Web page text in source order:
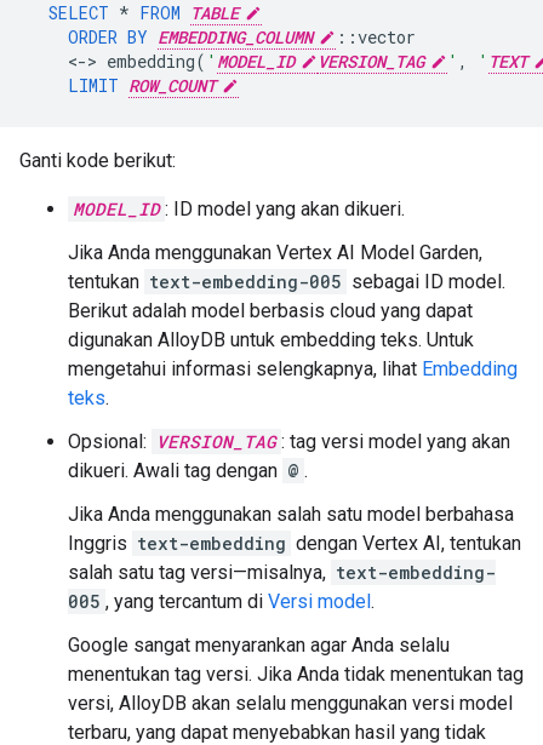
SELECT * FROM TABLE
ORDER BY EMBEDDING_COLUMN ::vector
<-> embedding( ' MODEL_ID VERSION_TAG ' , ' TEXT
LIMIT ROW_COUNT
Ganti kode berikut:
MODEL_ID : ID model yang akan dikueri.
Jika Anda menggunakan Vertex AI Model Garden,
tentukan text-embedding-005 sebagai ID model.
Berikut adalah model berbasis cloud yang dapat
digunakan AlloyDB untuk embedding teks. Untuk
mengetahui informasi selengkapnya, lihat Embedding
teks.
Opsional:
VERSION_TAG : tag versi model yang akan
dikueri. Awali tag dengan @ .
Jika Anda menggunakan salah satu model berbahasa
Inggris text-embedding dengan Vertex AI, tentukan
salah satu tag versi—misalnya, text-embedding-
005 , yang tercantum di Versi model.
Google sangat menyarankan agar Anda selalu
menentukan tag versi. Jika Anda tidak menentukan tag
versi, AlloyDB akan selalu menggunakan versi model
terbaru, yang dapat menyebabkan hasil yang tidak